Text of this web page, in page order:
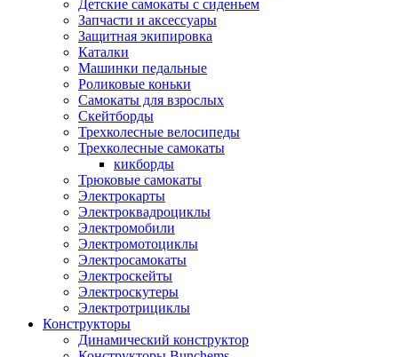
Детские самокаты с сиденьем
Запчасти и аксессуары
Защитная экипировка
Каталки
Машинки педальные
Роликовые коньки
Самокаты для взрослых
Скейтборды
Трехколесные велосипеды
Трехколесные самокаты
кикборды
Трюковые самокаты
Электрокарты
Электроквадроциклы
Электромобили
Электромотоциклы
Электросамокаты
Электроскейты
Электроскутеры
Электротрициклы
Конструкторы
Динамический конструктор